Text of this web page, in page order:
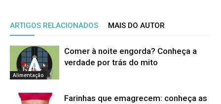
ARTIGOS RELACIONADOS MAIS DO AUTOR
Alimentação
Comer à noite engorda? Conheça a
verdade por trás do mito
Farinhas que emagrecem: conheça as